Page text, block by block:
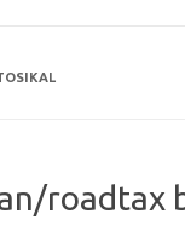
roadtax